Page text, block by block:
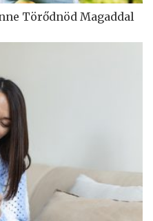
Törődnöd Magaddal